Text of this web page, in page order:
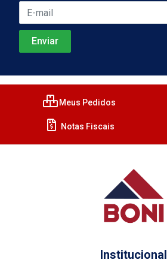
Meus Pedidos
Notas Fiscais
Institucional